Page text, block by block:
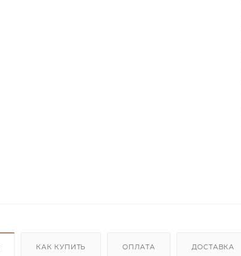
КАК КУПИТЬ ОПЛАТА ДОСТАВКА